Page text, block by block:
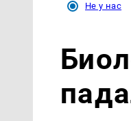
Не у нас